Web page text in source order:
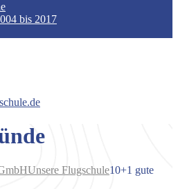
bis 2017
Unsere Flugschule10+1 gute